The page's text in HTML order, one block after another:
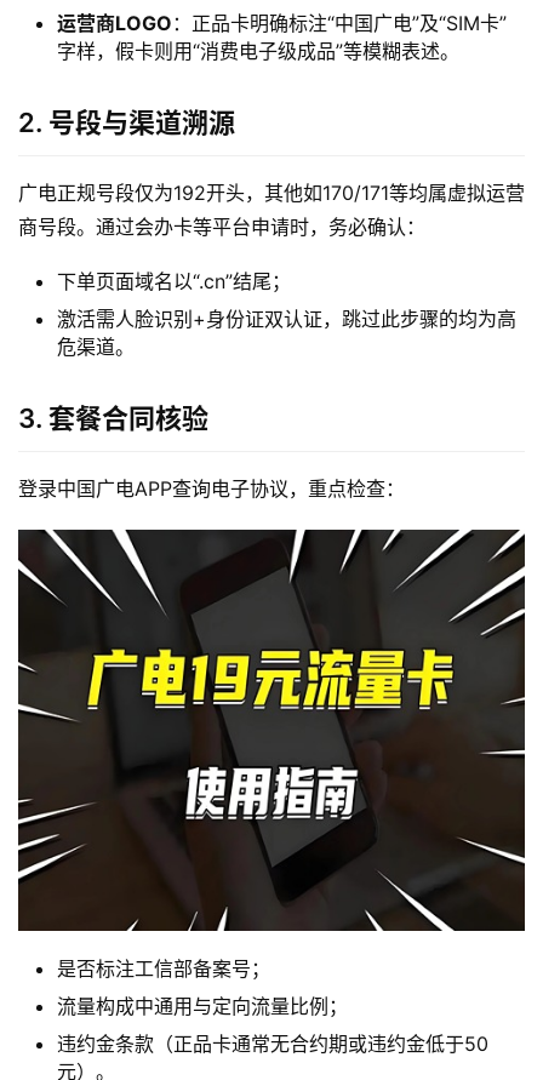
页
流
运营商LOGO ：正品卡明确标注“中国广电”及“SIM卡”
字样，假卡则用“消费电子级成品”等模糊表述。
2. 号段与渠道溯源
广电正规号段仅为192开头，其他如170/171等均属虚拟运营
商号段。通过会办卡等平台申请时，务必确认：
下单页面域名以“.cn”结尾；
激活需人脸识别+身份证双认证，跳过此步骤的均为高
危渠道。
3. 套餐合同核验
登录中国广电APP查询电子协议，重点检查：
是否标注工信部备案号；
流量构成中通用与定向流量比例；
违约金条款（正品卡通常无合约期或违约金低于50
元）。